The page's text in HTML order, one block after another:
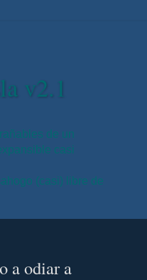
v2.1
de un
casi
(casi) libre de
a odiar a